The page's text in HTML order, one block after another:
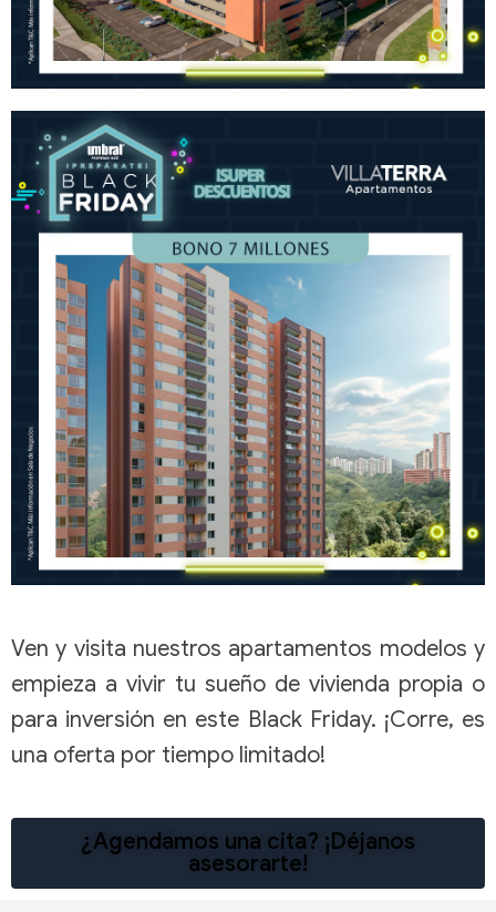
Ven y visita nuestros apartamentos modelos y
empieza a vivir tu sueño de vivienda propia o
para inversión en este Black Friday. ¡Corre, es
una oferta por tiempo limitado!
¿Agendamos una cita? ¡Déjanos
asesorarte!